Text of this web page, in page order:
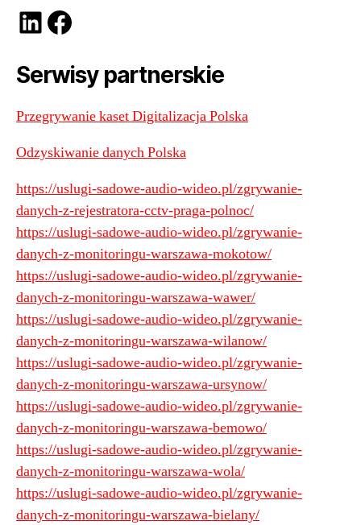
LinkedIn
Facebook
Serwisy partnerskie
Przegrywanie kaset Digitalizacja Polska
Odzyskiwanie danych Polska
https://uslugi-sadowe-audio-wideo.pl/zgrywanie-
danych-z-rejestratora-cctv-praga-polnoc/
https://uslugi-sadowe-audio-wideo.pl/zgrywanie-
danych-z-monitoringu-warszawa-mokotow/
https://uslugi-sadowe-audio-wideo.pl/zgrywanie-
danych-z-monitoringu-warszawa-wawer/
https://uslugi-sadowe-audio-wideo.pl/zgrywanie-
danych-z-monitoringu-warszawa-wilanow/
https://uslugi-sadowe-audio-wideo.pl/zgrywanie-
danych-z-monitoringu-warszawa-ursynow/
https://uslugi-sadowe-audio-wideo.pl/zgrywanie-
danych-z-monitoringu-warszawa-bemowo/
https://uslugi-sadowe-audio-wideo.pl/zgrywanie-
danych-z-monitoringu-warszawa-wola/
https://uslugi-sadowe-audio-wideo.pl/zgrywanie-
danych-z-monitoringu-warszawa-bielany/